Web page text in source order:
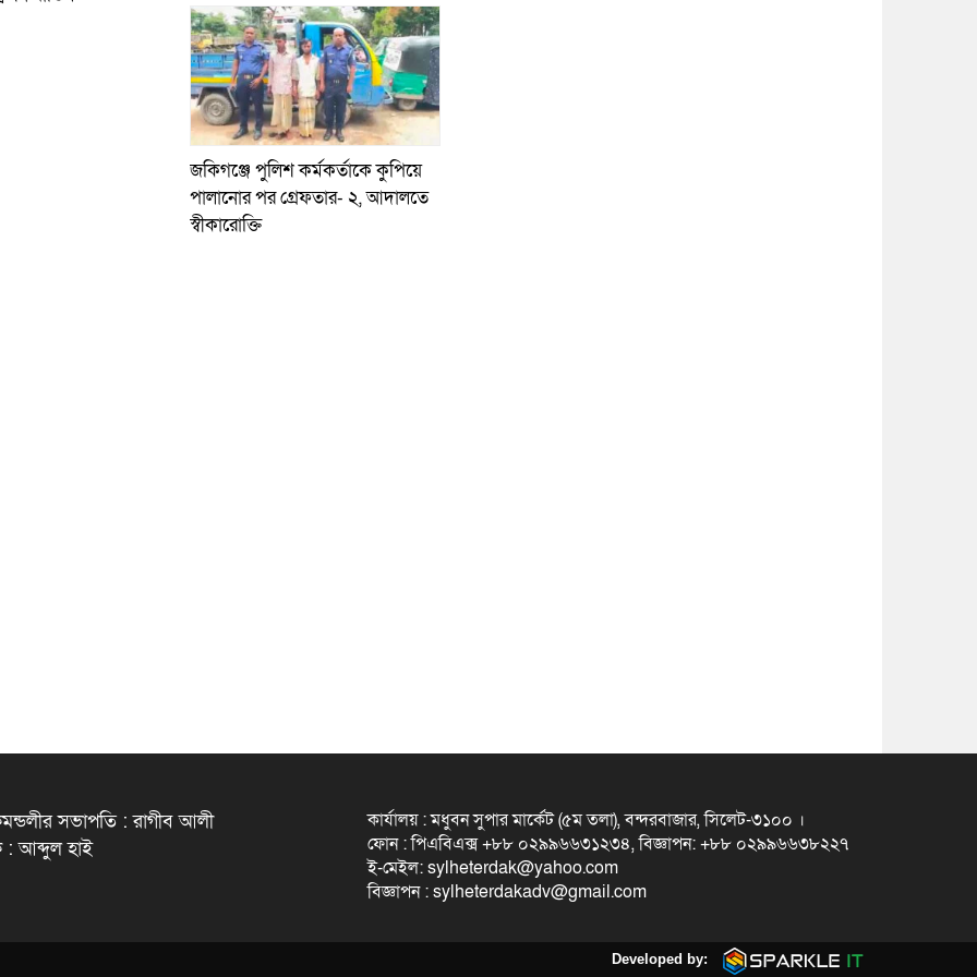
জকিগঞ্জে পুলিশ কর্মকর্তাকে কুপিয়ে
পালানোর পর গ্রেফতার- ২, আদালতে
স্বীকারোক্তি
সভাপতি : রাগীব আলী
: আব্দুল হাই
কার্যালয় : মধুবন সুপার মার্কেট (৫ম তলা), বন্দরবাজার, সিলেট-৩১০০ ।
ফোন : পিএবিএক্স +৮৮ ০২৯৯৬৬৩১২৩৪, বিজ্ঞাপন: +৮৮ ০২৯৯৬৬৩৮২২৭
ই-মেইল: sylheterdak@yahoo.com
বিজ্ঞাপন : sylheterdakadv@gmail.com
Developed by: